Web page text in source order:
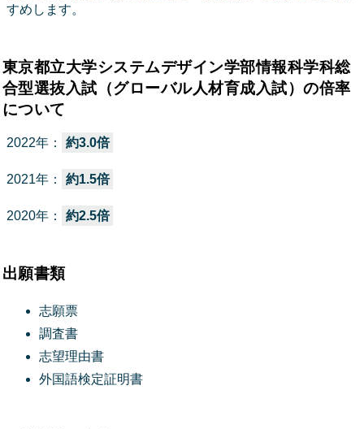
すめします。
東京都立大学システムデザイン学部情報科学科総
合型選抜入試（グローバル人材育成入試）の倍率
について
2022年： 約3.0倍
2021年： 約1.5倍
2020年： 約2.5倍
出願書類
志願票
調査書
志望理由書
外国語検定証明書